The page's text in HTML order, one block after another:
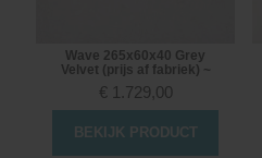
Wave 265x60x40 Grey
Velvet (prijs af fabriek) ~
€ 1.729,00
BEKIJK PRODUCT